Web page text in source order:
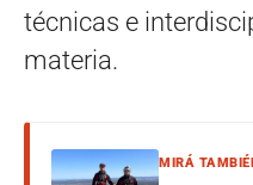
técnicas e
materia.
MIRÁ